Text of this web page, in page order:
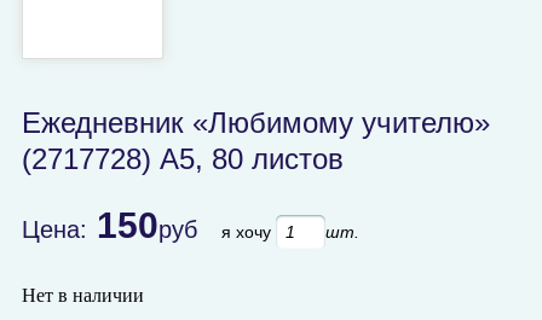
Ежедневник «Любимому учителю»
(2717728) А5, 80 листов
Цена: 150руб я хочу шт.
Нет в наличии